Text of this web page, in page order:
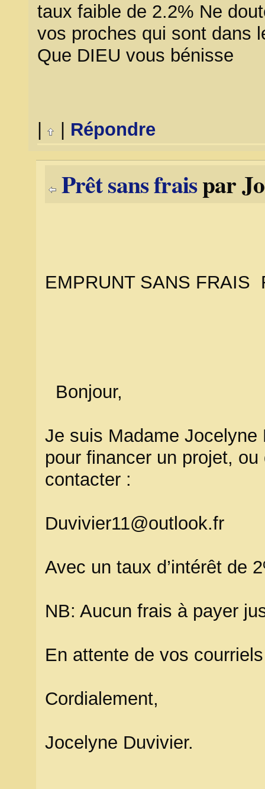
taux faible de 2.2% Ne
vos proches qui sont dans
Que DIEU vous bénisse
Répondre
Prêt sans fraispar
EMPRUNT SANS FRAIS
Bonjour,
Je suis Madame Jocelyne
pour financer un projet, ou
contacter :
Duvivier11@outlook.fr
Avec un taux d’intérêt de
NB: Aucun frais à payer
En attente de vos
Cordialement,
Jocelyne Duvivier.